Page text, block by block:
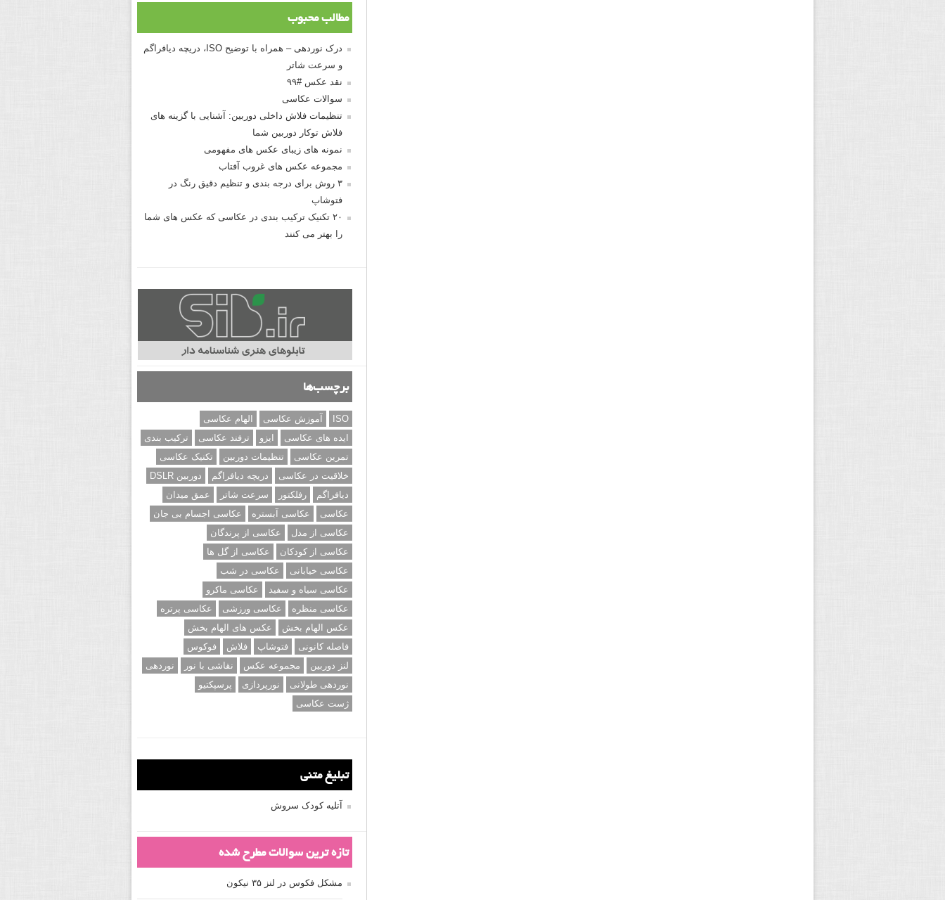
مطالب محبوب
درک نوردهی – همراه با توضیح ISO، دریچه دیافراگم
و سرعت شاتر
نقد عکس #۹۹
سوالات عکاسی
تنظیمات فلاش داخلی دوربین: آشنایی با گزینه های
فلاش توکار دوربین شما
نمونه های زیبای عکس های مفهومی
مجموعه عکس های غروب آفتاب
۳ روش برای درجه بندی و تنظیم دقیق رنگ در
فتوشاپ
۲۰ تکنیک ترکیب بندی در عکاسی که عکس های شما
را بهتر می کنند
برچسب‌ها
ISO آموزش عکاسی
الهام عکاسی
ایده های عکاسی
ایزو ترفند عکاسی
ترکیب بندی
تمرین عکاسی
تنظیمات دوربین
تکنیک عکاسی
خلاقیت در عکاسی
دریچه دیافراگم
دوربین DSLR
دیافراگم
رفلکتور سرعت شاتر
عمق میدان
عکاسی
عکاسی آبستره
عکاسی اجسام بی جان
عکاسی از مدل
عکاسی از پرندگان
عکاسی از کودکان
عکاسی از گل ها
عکاسی خیابانی
عکاسی در شب
عکاسی سیاه و سفید
عکاسی ماکرو
عکاسی منظره
عکاسی ورزشی
عکاسی پرتره
عکس الهام بخش
عکس های الهام بخش
فاصله کانونی
فتوشاپ فلاش
فوکوس
لنز دوربین
مجموعه عکس نقاشی با نور
نوردهی
نوردهی طولانی
نورپردازی
پرسپکتیو
ژست عکاسی
تبلیغ متنی
آتلیه کودک سروش
تازه ترین سوالات مطرح شده
مشکل فکوس در لنز ۳۵ نیکون